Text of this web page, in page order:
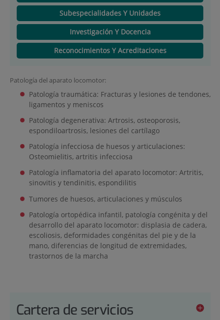
Subespecialidades Y Unidades
Investigación Y Docencia
Reconocimientos Y Acreditaciones
Patología del aparato locomotor:
Patología traumática: Fracturas y lesiones de tendones,
ligamentos y meniscos
Patología degenerativa: Artrosis, osteoporosis,
espondiloartrosis, lesiones del cartílago
Patología infecciosa de huesos y articulaciones:
Osteomielitis, artritis infecciosa
Patología inflamatoria del aparato locomotor: Artritis,
sinovitis y tendinitis, espondilitis
Tumores de huesos, articulaciones y músculos
Patología ortopédica infantil, patología congénita y del
desarrollo del aparato locomotor: displasia de cadera,
escoliosis, deformidades congénitas del pie y de la
mano, diferencias de longitud de extremidades,
trastornos de la marcha
Cartera de servicios